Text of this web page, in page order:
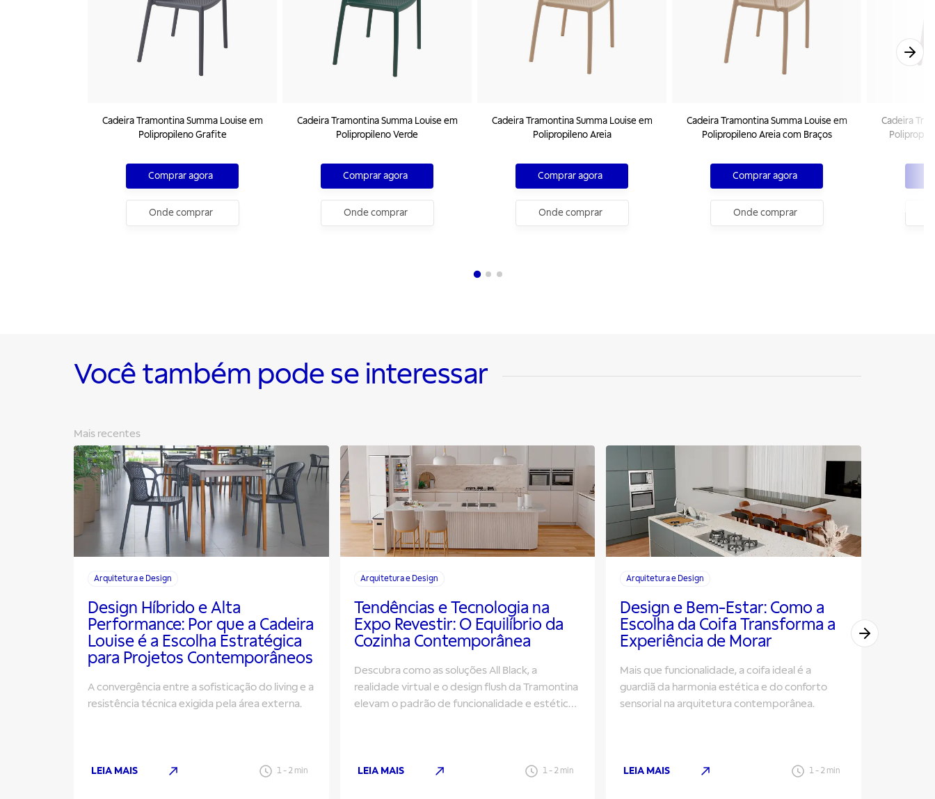
Cadeira Tramontina Summa Louise em
Polipropileno Grafite
Comprar agora
Onde comprar
Cadeira Tramontina Summa Louise em
Polipropileno Verde
Comprar agora
Onde comprar
Cadeira Tramontina Summa Louise em
Polipropileno Areia
Comprar agora
Onde comprar
Cadeira Tramontina Summa Louise em
Polipropileno Areia com Braços
Comprar agora
Onde comprar
Cadeira
Você também pode se interessar
Mais recentes
Arquitetura e Design
Design Híbrido e Alta
Performance: Por que a Cadeira
Louise é a Escolha Estratégica
para Projetos Contemporâneos
A convergência entre a sofisticação do living e a
resistência técnica exigida pela área externa.
LEIA MAIS 1- 2min
Arquitetura e Design
Tendências e Tecnologia na
Expo Revestir: O Equilíbrio da
Cozinha Contemporânea
Descubra como as soluções All Black, a
realidade virtual e o design flush da Tramontina
elevam o padrão de funcionalidade e estética
LEIA MAIS 1- 2 min
Arquitetura e Design
Design e Bem-Estar: Como a
Escolha da Coifa Transforma a
Experiência de Morar
Mais que funcionalidade, a coifa ideal é a
guardiã da harmonia estética e do conforto
sensorial na arquitetura contemporânea.
LEIA MAIS 1- 2min